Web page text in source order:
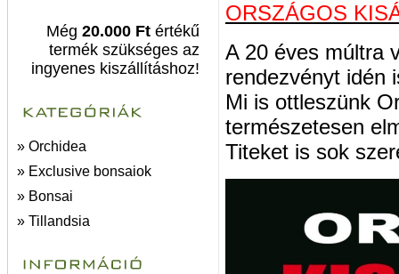
Még 20.000 Ft értékű
termék szükséges az
ingyenes kiszállításhoz!
» Orchidea
» Exclusive bonsaiok
» Bonsai
» Tillandsia
ORSZÁGOS
A 20 éves múltra
rendezvényt idén
Mi is ottleszünk
természetesen
Titeket is sok